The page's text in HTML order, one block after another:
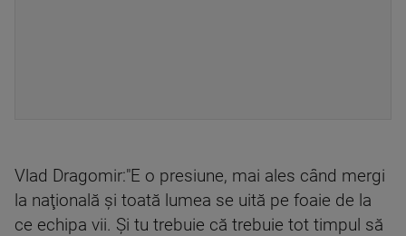
Vlad Dragomir:"E o presiune, mai ales când mergi
la naţională şi toată lumea se uită pe foaie de la
ce echipa vii. Şi tu trebuie că trebuie tot timpul să